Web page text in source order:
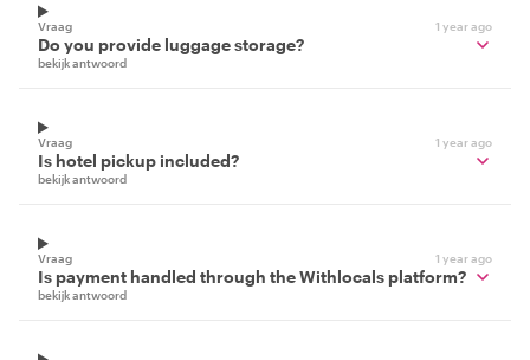
Vraag 1 year ago
Do you provide luggage storage?
bekijk antwoord
Vraag 1 year ago
Is hotel pickup included?
bekijk antwoord
Vraag 1 year ago
Is payment handled through the Withlocals platform?
bekijk antwoord